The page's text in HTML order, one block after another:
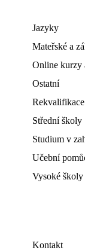
Jazyky
Mateřské a
Online kurzy
Ostatní
Rekvalifikace
Střední školy
Studium v
Učební
Vysoké školy
Kontakt